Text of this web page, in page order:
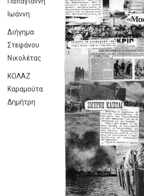
Ιωάννη
Διήγημα
Στεφάνου
Νικολέτας
ΚΟΛΑΖ
Καραμούτα
Δημήτρη